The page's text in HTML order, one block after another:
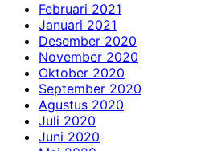
Februari 2021
Januari 2021
Desember 2020
November 2020
Oktober 2020
September 2020
Agustus 2020
Juli 2020
Juni 2020